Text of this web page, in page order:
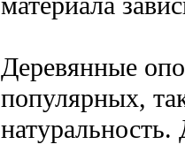
Деревянные
популярных,